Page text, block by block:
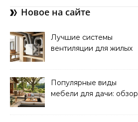
Новое на сайте
Лучшие системы
вентиляции для жилых
Популярные виды
мебели для дачи: обзор